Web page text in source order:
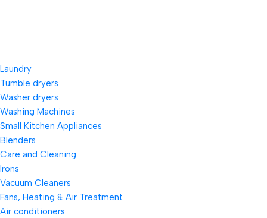
Laundry
Tumble dryers
Washer dryers
Washing Machines
Small Kitchen Appliances
Blenders
Care and Cleaning
Irons
Vacuum Cleaners
Fans, Heating & Air Treatment
Air conditioners